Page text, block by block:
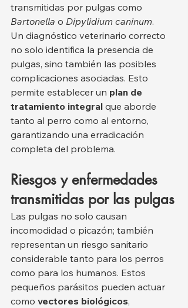
transmitidas por pulgas como
Bartonella o Dipylidium caninum.
Un diagnóstico veterinario correcto
no solo identifica la presencia de
pulgas, sino también las posibles
complicaciones asociadas. Esto
permite establecer un plan de
tratamiento integral que aborde
tanto al perro como al entorno,
garantizando una erradicación
completa del problema.
Riesgos y enfermedades
transmitidas por las pulgas
Las pulgas no solo causan
incomodidad o picazón; también
representan un riesgo sanitario
considerable tanto para los perros
como para los humanos. Estos
pequeños parásitos pueden actuar
como vectores biológicos,